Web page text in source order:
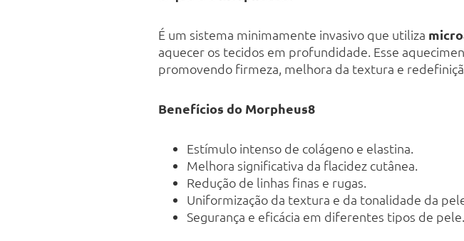
É um sistema minimamente invasivo que utiliza
aquecer os tecidos em profundidade. Esse
promovendo firmeza, melhora da textura e
Benefícios do Morpheus8
Estímulo intenso de colágeno e elastina.
Melhora significativa da flacidez cutânea.
Redução de linhas finas e rugas.
Uniformização da textura e da tonalidade da
Segurança e eficácia em diferentes tipos de pele.